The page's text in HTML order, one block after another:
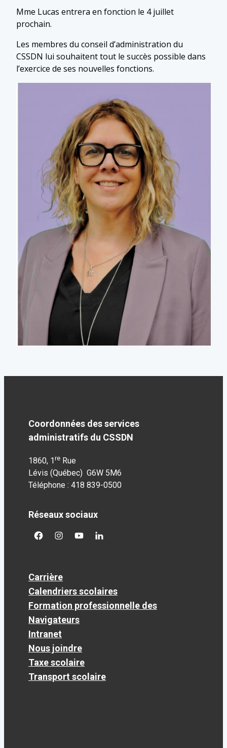
Mme Lucas entrera en fonction le 4 juillet
prochain.
Les membres du conseil d’administration du
CSSDN lui souhaitent tout le succès possible dans
l’exercice de ses nouvelles fonctions.
Coordonnées des services
administratifs du CSSDN
1860, 1 re Rue
Lévis (Québec) G6W 5M6
Téléphone : 418 839-0500
Réseaux sociaux
facebookgoogleplus
googleplusgoogleplus
Carrière
Calendriers scolaires
Formation professionnelle des
Navigateurs
Intranet
Nous joindre
Taxe scolaire
Transport scolaire